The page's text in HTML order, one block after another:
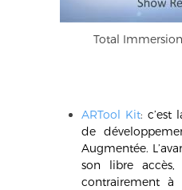
Total
ARTool Kit:c’est
de
Augmentée.
son libre
contrairement à